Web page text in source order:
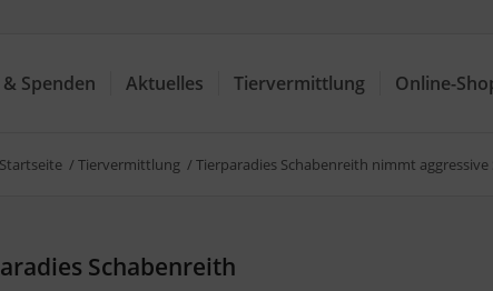
Spenden Aktuelles Tiervermittlung Online-
Startseite / Tiervermittlung / Tierparadies Schabenreith nimmt
Schabenreith